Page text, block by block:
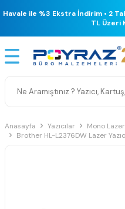
Havale ile %3 Ekstra İndirim • 2
TL Üzeri
Anasayfa Yazıcılar
Mono Lazer
Brother HL-L2376DW Lazer